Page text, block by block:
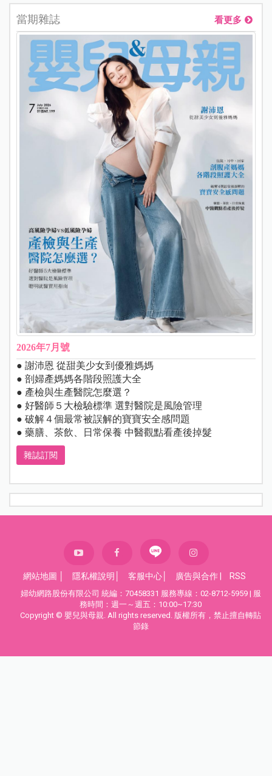
當期雜誌 看更多
2026年7月號
● 謝沛恩 從甜美少女到優雅媽媽
● 剖婦產媽媽各階段照護大全
● 產檢與生產醫院怎麼選？
● 好醫師５大檢驗標準 選對醫院是風險管理
● 破解４個最常被誤解的寶寶安全感問題
● 藥膳、茶飲、日常保養 中醫觀點看產後掉髮
雜誌訂閱
網站地圖 隱私權說明 客服中心 廣告與合作 RSS
婦幼網路股份有限公司 統編：70458331 服務專線：02-8712-5959 | 服
務時間：週一～週五：10:00~17:30
Copyright © 嬰兒與母親. All rights reserved. 版權所有，禁止擅自轉貼
節錄